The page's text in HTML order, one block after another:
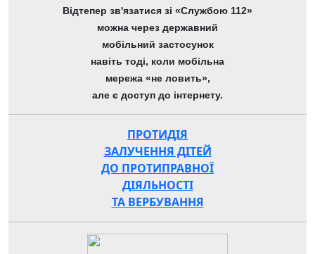
Відтепер зв'язатися зі «Службою 112»
можна через державний
мобільний застосунок
навіть тоді, коли мобільна
мережа «не ловить»,
але є доступ до інтернету.
ПРОТИДІЯ
ЗАЛУЧЕННЯ ДІТЕЙ
ДО ПРОТИПРАВНОЇ
ДІЯЛЬНОСТІ
ТА ВЕРБУВАННЯ